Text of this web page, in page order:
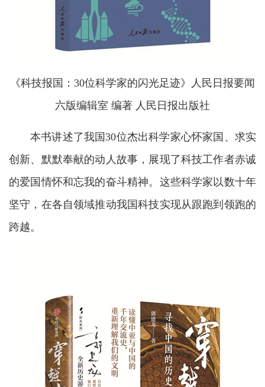
《科技报国：30位科学家的闪光足迹》人民日报要闻
六版编辑室 编著 人民日报出版社
本书讲述了我国30位杰出科学家心怀家国、求实
创新、默默奉献的动人故事，展现了科技工作者赤诚
的爱国情怀和忘我的奋斗精神。这些科学家以数十年
坚守，在各自领域推动我国科技实现从跟跑到领跑的
跨越。